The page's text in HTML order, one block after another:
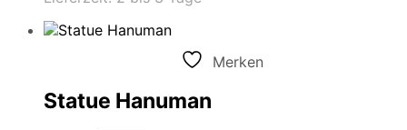
Merken
Statue Hanuman